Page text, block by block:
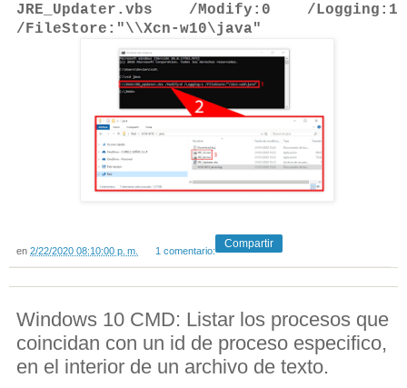
JRE_Updater.vbs /Modify:0 /Logging:1
/FileStore:"\\Xcn-w10\java"
en 2/22/2020 08:10:00 p. m. 1 comentario:
Compartir
Windows 10 CMD: Listar los procesos que
coincidan con un id de proceso especifico,
en el interior de un archivo de texto.